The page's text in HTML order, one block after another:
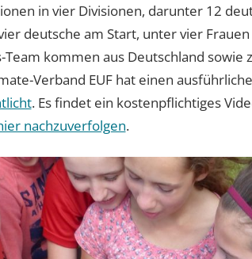
in vier Divisionen, darunter 12
deutsche am Start, unter vier
kommen aus Deutschland sowie
Verband EUF hat einen
. Es findet ein kostenpflichtiges
nachzuverfolgen.